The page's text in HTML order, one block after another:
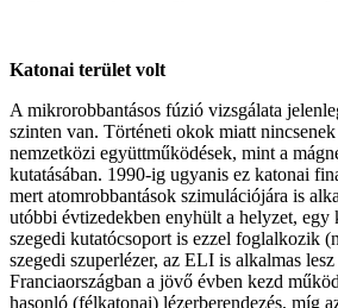
Katonai terület volt
A mikrorobbantásos fúzió vizsgálata
szinten van. Történeti okok miatt
nemzetközi együttműködések, mint a
kutatásában. 1990-ig ugyanis ez katonai
mert atomrobbantások szimulációjára is
utóbbi évtizedekben enyhült a helyzet, egy
szegedi kutatócsoport is ezzel foglalkozik
szegedi szuperlézer, az ELI is alkalmas
Franciaországban a jövő évben kezd
hasonló (félkatonai) lézerberendezés, míg